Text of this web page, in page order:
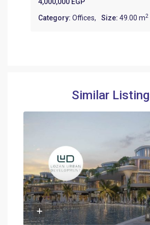
4,000,000 EGP
Category:Offices, Size:49.00 m2
Similar